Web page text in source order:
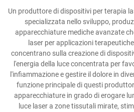
Un produttore di dispositivi per terapia
specializzata nello sviluppo,
apparecchiature mediche avanzate
laser per applicazioni
concentrano sulla creazione di
l'energia della luce concentrata per
l'infiammazione e gestire il dolore in
funzione principale di questi
apparecchiature in grado di erogare
luce laser a zone tissutali mirate,